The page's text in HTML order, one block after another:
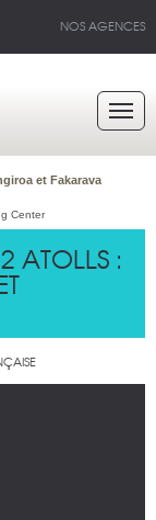
NOS AGENCES
et Fakarava
ATOLLS :